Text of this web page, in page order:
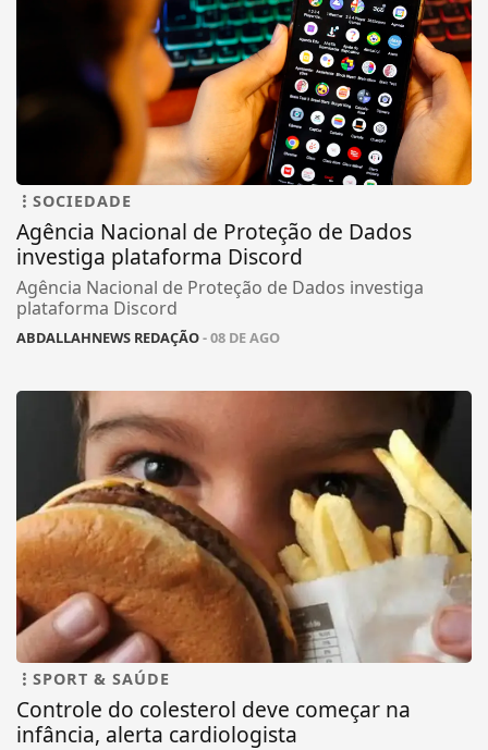
SOCIEDADE
Agência Nacional de Proteção de Dados
investiga plataforma Discord
Agência Nacional de Proteção de Dados investiga
plataforma Discord
ABDALLAHNEWS REDAÇÃO- 08 DE AGO
SPORT & SAÚDE
Controle do colesterol deve começar na
infância, alerta cardiologista